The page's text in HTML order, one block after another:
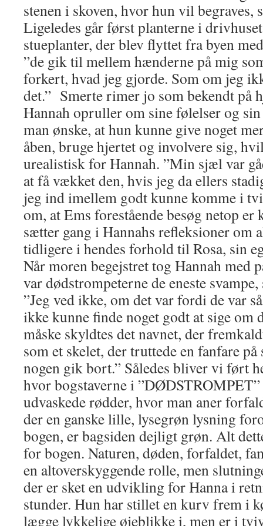
stenen i skoven, hvor hun vil begraves,
Ligeledes går først planterne i
stueplanter, der blev flyttet fra byen
”de gik til mellem hænderne på mig
forkert, hvad jeg gjorde. Som om jeg
det.” Smerte rimer jo som bekendt på
Hannah opruller om sine følelser og
man ønske, at hun kunne give noget
åben, bruge hjertet og involvere sig,
urealistisk for Hannah. ”Min sjæl var
at få vækket den, hvis jeg da ellers
jeg ind imellem godt kunne komme i
om, at Ems forestående besøg netop er
sætter gang i Hannahs refleksioner om
tidligere i hendes forhold til Rosa, sin
Når moren begejstret tog Hannah med
var dødstrompeterne de eneste
”Jeg ved ikke, om det var fordi de var
ikke kunne finde noget godt at sige om
måske skyldtes det navnet, der
som et skelet, der truttede en fanfare
nogen gik bort.” Således bliver vi ført
hvor bogstaverne i
udvaskede rødder, hvor man aner
der en ganske lille, lysegrøn lysning
bogen, er bagsiden dejligt grøn. Alt
for bogen. Naturen, døden, forfaldet,
en altoverskyggende rolle, men
der er sket en udvikling for Hanna i
stunder. Hun har stillet en kurv frem i
lægge lykkelige øjeblikke i, men er i